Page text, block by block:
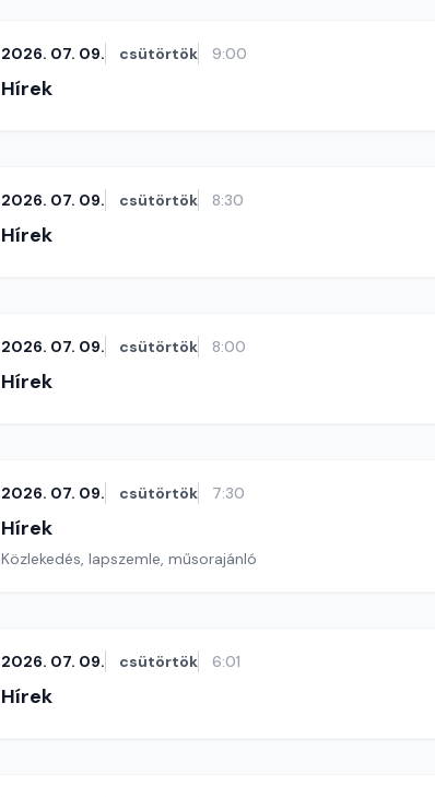
2026. 07. 09. csütörtök 9:00
Hírek
2026. 07. 09. csütörtök 8:30
Hírek
2026. 07. 09. csütörtök 8:00
Hírek
2026. 07. 09. csütörtök 7:30
Hírek
Közlekedés, lapszemle, műsorajánló
2026. 07. 09. csütörtök 6:01
Hírek